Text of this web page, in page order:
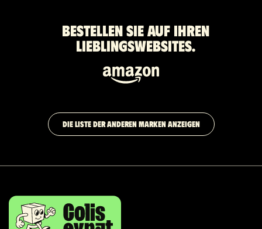
Bestellen Sie auf Ihren
Lieblingswebsites.
DIE LISTE DER ANDEREN MARKEN ANZEIGEN